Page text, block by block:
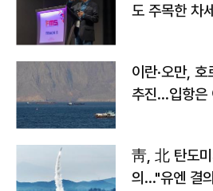
도 주목한 차
이란·오만,
추진…입항은
靑, 北 탄도미
의…"유엔 결